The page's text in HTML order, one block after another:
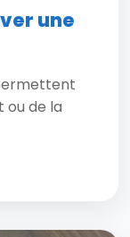
une
ou de la